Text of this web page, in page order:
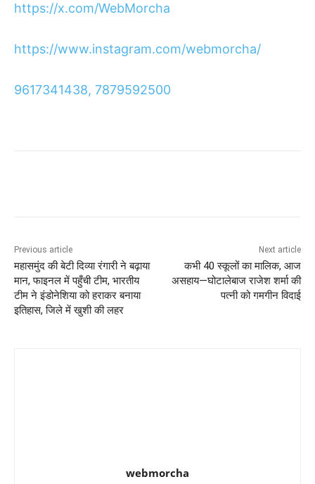
https://x.com/WebMorcha
https://www.instagram.com/webmorcha/
9617341438, 7879592500
Previous article
महासमुंद की बेटी दिव्या रंगारी ने बढ़ाया
मान, फाइनल में पहुँची टीम, भारतीय
टीम ने इंडोनेशिया को हराकर बनाया
इतिहास, जिले में खुशी की लहर
Next article
कभी 40 स्कूलों का मालिक, आज
असहाय—घोटालेबाज राजेश शर्मा की
पत्नी को गमगीन विदाई
webmorcha